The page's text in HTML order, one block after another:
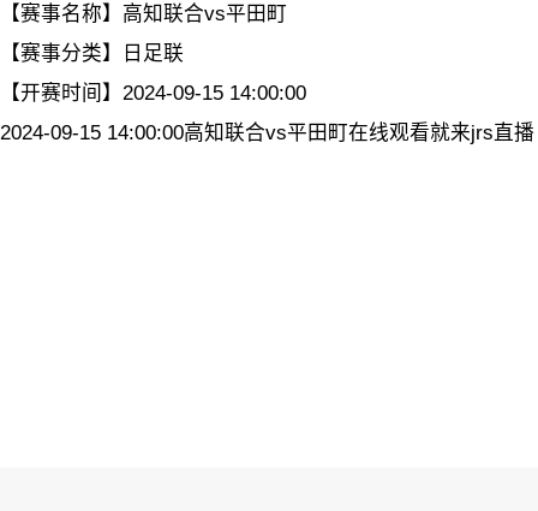
【赛事名称】 高知联合vs平田町
【赛事分类】
日足联
【开赛时间】 2024-09-15 14:00:00
2024-09-15 14:00:00高知联合vs平田町在线观看就来jrs直播